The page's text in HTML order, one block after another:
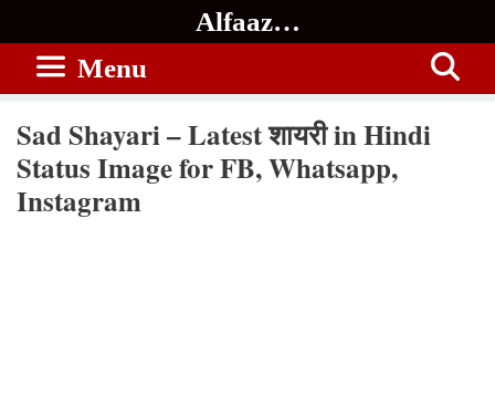
to
content
Alfaaz…
Menu
Sad Shayari – Latest शायरी in Hindi
Status Image for FB, Whatsapp,
Instagram